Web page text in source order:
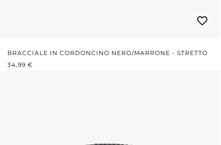
BRACCIALE IN CORDONCINO NERO/MARRONE - STRETTO
PREZZO NORMALE:
34,99 €